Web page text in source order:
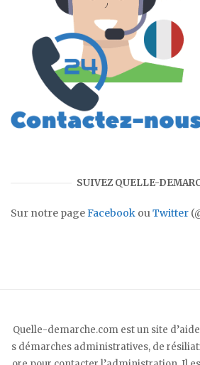
SUIVEZ QUELLE-
Sur notre pageFacebook ouTwitter
Quelle-demarche.com est un site
s démarches administratives, de